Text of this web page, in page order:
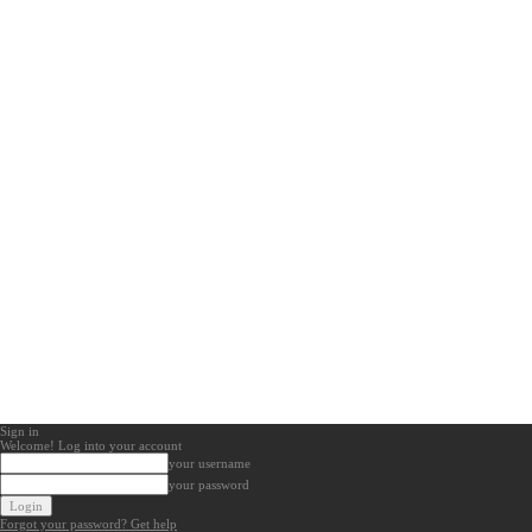
Sign in
Welcome! Log into your account
your username
your password
Forgot your password? Get help